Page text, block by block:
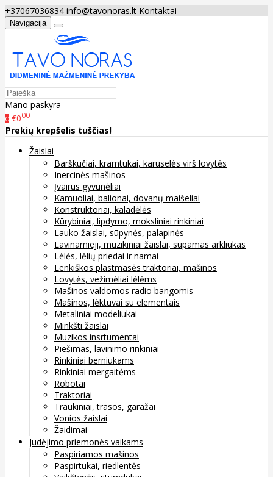
+37067036834 info@tavonoras.lt Kontaktai
Navigacija
Mano paskyra
0 €000
Prekių krepšelis tuščias!
Žaislai
Barškučiai, kramtukai, karuselės virš lovytės
Inercinės mašinos
Įvairūs gyvūnėliai
Kamuoliai, balionai, dovanų maišeliai
Konstruktoriai, kaladėlės
Kūrybiniai, lipdymo, moksliniai rinkiniai
Lauko žaislai, sūpynės, palapinės
Lavinamieji, muzikiniai žaislai, supamas arkliukas
Lėlės, lėlių priedai ir namai
Lenkiškos plastmasės traktoriai, mašinos
Lovytės, vežimėliai lėlėms
Mašinos valdomos radio bangomis
Mašinos, lėktuvai su elementais
Metaliniai modeliukai
Minkšti žaislai
Muzikos insrtumentai
Piešimas, lavinimo rinkiniai
Rinkiniai berniukams
Rinkiniai mergaitėms
Robotai
Traktoriai
Traukiniai, trasos, garažai
Vonios žaislai
Žaidimai
Judėjimo priemonės vaikams
Paspiriamos mašinos
Paspirtukai, riedlentės